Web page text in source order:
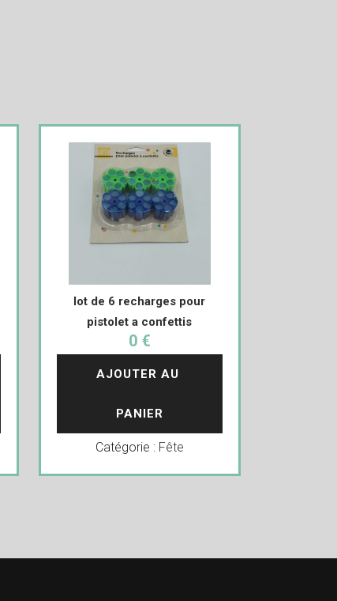
lot de 6 recharges pour
pistolet a confettis
0 €
AJOUTER AU
PANIER
Catégorie : Fête